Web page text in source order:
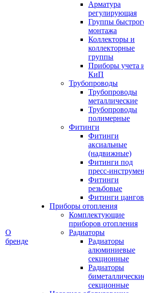
О
бренде
Арматура
регулирующая
Группы
монтажа
Коллекторы и
коллекторные
группы
Приборы учета
КиП
Трубопроводы
Трубопроводы
металлические
Трубопроводы
полимерные
Фитинги
Фитинги
аксиальные
(надвижные)
Фитинги под
пресс-
Фитинги
резьбовые
Фитинги
Приборы отопления
Комплектующие
приборов отопления
Радиаторы
Радиаторы
алюминиевые
секционные
Радиаторы
секционные